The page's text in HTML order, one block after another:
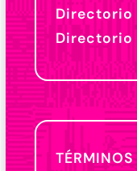
Directorio
Directorio